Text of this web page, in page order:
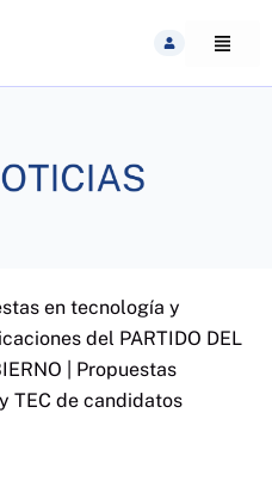
en tecnología y
del PARTIDO DEL
| Propuestas
TEC de candidatos